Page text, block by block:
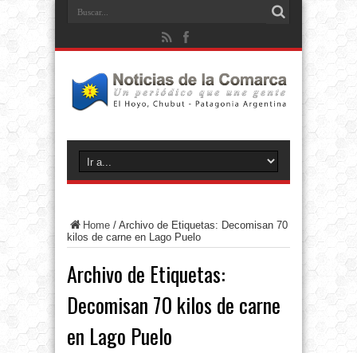
Home / Archivo de Etiquetas: Decomisan 70
kilos de carne en Lago Puelo
Archivo de Etiquetas:
Decomisan 70 kilos de carne
en Lago Puelo